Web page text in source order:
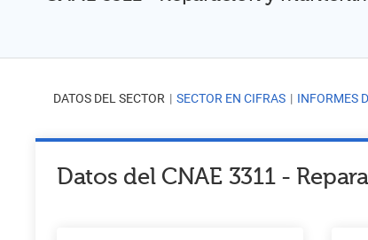
DATOS DEL SECTOR SECTOR EN CIFRAS INFORMES
Datos del CNAE 3311-